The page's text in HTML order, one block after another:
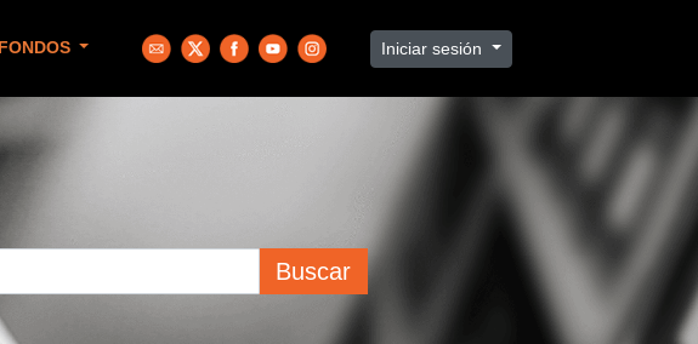
FONDOS Iniciar sesión
Buscar